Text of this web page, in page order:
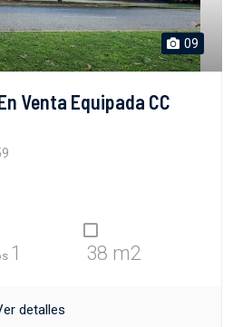
09
Venta Equipada CC
1 38 m2
detalles